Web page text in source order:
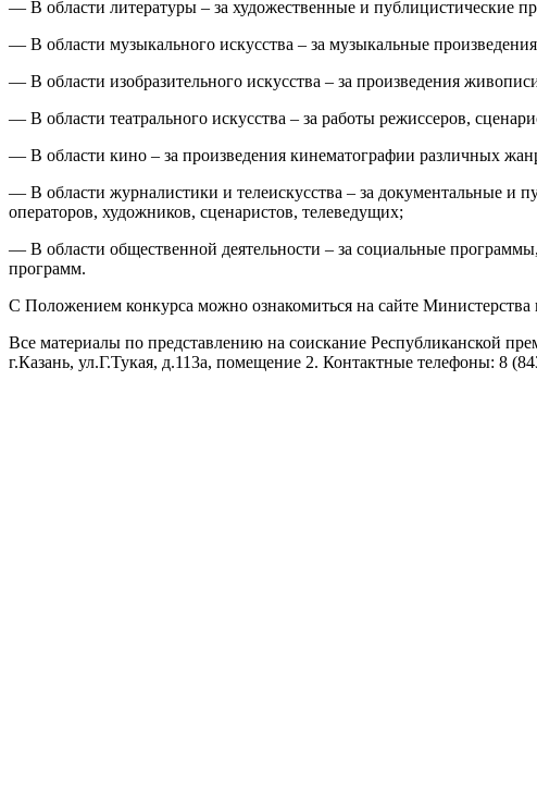
— В области литературы – за художественные и публицистические
— В области музыкального искусства – за музыкальные
— В области изобразительного искусства – за произведения
— В области театрального искусства – за работы режиссеров,
— В области кино – за произведения кинематографии различных
— В области журналистики и телеискусства – за документальные и
операторов, художников, сценаристов, телеведущих;
— В области общественной деятельности – за социальные
программ.
С Положением конкурса можно ознакомиться на сайте
Все материалы по представлению на соискание Республиканской
г.Казань, ул.Г.Тукая, д.113а, помещение 2. Контактные телефоны: 8